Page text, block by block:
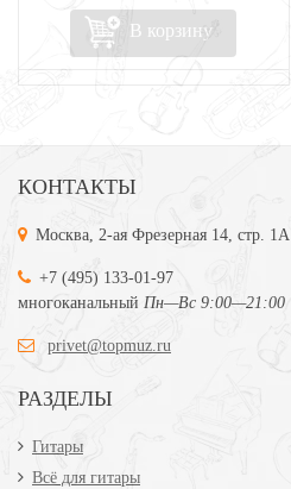
В корзину
КОНТАКТЫ
Москва, 2-ая Фрезерная 14, стр. 1А
+7 (495) 133-01-97
многоканальный Пн—Вс 9:00—21:00
privet@topmuz.ru
РАЗДЕЛЫ
Гитары
Всё для гитары